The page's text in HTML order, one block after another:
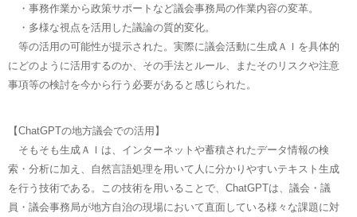
・事務作業から政策サポートなど議会事務局の作業内容の変革。
・多様な視点を活用した議論の質的変化。
等の活用の可能性が提示された。実際に議会活動に生成ＡＩを具体的
にどのように活用するのか、その手法とルール、またそのリスクや注意
事項等の検討を今から行う必要があると感じられた。
【ChatGPTの地方議会での活用】
そもそも生成ＡＩは、インターネットや蓄積されたデータ情報の検
索・分析に加え、自然言語処理を用いて人に分かりやすいテキスト生成
を行う技術である。この技術を用いることで、ChatGPTは、議会・議
員・議会事務局が地方自治の現場において直面している様々な課題に対